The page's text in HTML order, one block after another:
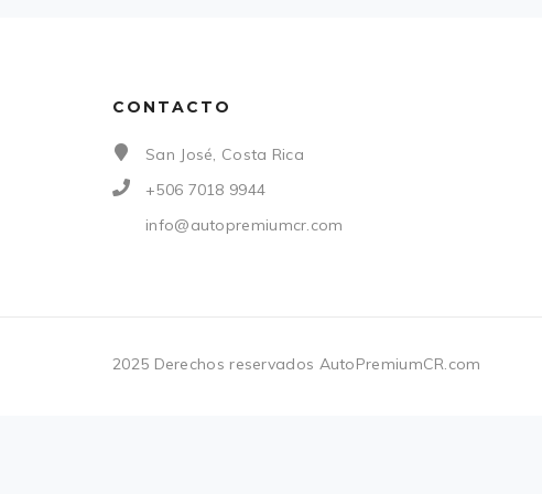
CONTACTO
San José, Costa Rica
+506 7018 9944
info@autopremiumcr.com
2025 Derechos reservados AutoPremiumCR.com